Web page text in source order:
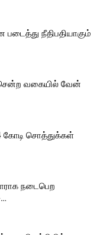
நீதிபதியாகும்
சென்ற வகையில் வேன்
கோடி சொத்துக்கள்
நடைபெற